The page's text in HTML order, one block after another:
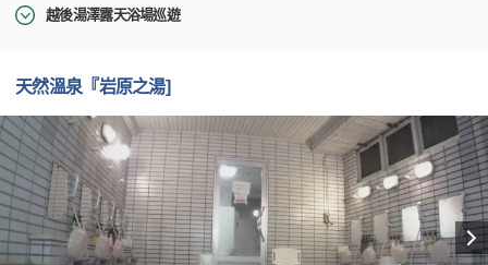
越後湯澤露天浴場巡遊
天然溫泉『岩原之湯]